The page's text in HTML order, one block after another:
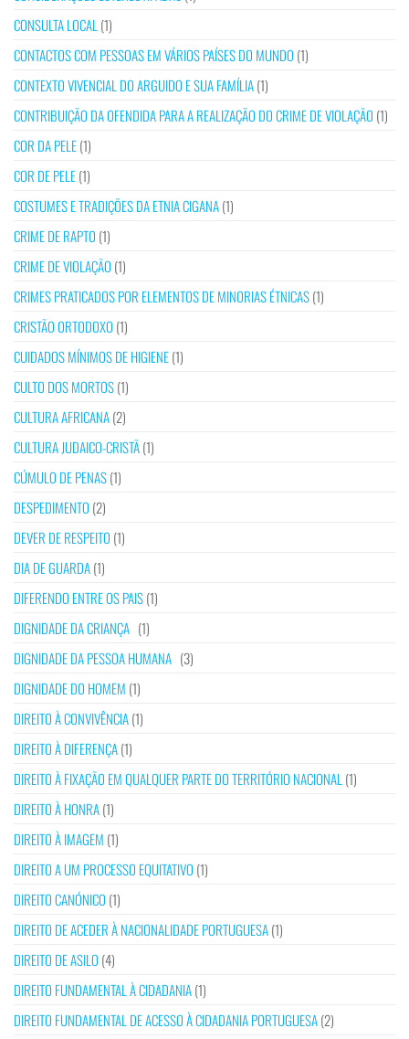
CONSULTA LOCAL (1)
CONTACTOS COM PESSOAS EM VÁRIOS PAÍSES DO MUNDO (1)
CONTEXTO VIVENCIAL DO ARGUIDO E SUA FAMÍLIA(1)
CONTRIBUIÇÃO DA OFENDIDA PARA A REALIZAÇÃO DO CRIME DE VIOLAÇÃO (1)
COR DA PELE(1)
COR DE PELE(1)
COSTUMES E TRADIÇÕES DA ETNIA CIGANA(1)
CRIME DE RAPTO (1)
CRIME DE VIOLAÇÃO (1)
CRIMES PRATICADOS POR ELEMENTOS DE MINORIAS ÉTNICAS(1)
CRISTÃO ORTODOXO (1)
CUIDADOS MÍNIMOS DE HIGIENE(1)
CULTO DOS MORTOS(1)
CULTURA AFRICANA(2)
CULTURA JUDAICO-CRISTÃ(1)
CÚMULO DE PENAS(1)
DESPEDIMENTO (2)
DEVER DE RESPEITO (1)
DIA DE GUARDA(1)
DIFERENDO ENTRE OS PAIS(1)
DIGNIDADE DA CRIANÇA (1)
DIGNIDADE DA PESSOA HUMANA (3)
DIGNIDADE DO HOMEM (1)
DIREITO À CONVIVÊNCIA(1)
DIREITO À DIFERENÇA(1)
DIREITO À FIXAÇÃO EM QUALQUER PARTE DO TERRITÓRIO NACIONAL (1)
DIREITO À HONRA(1)
DIREITO À IMAGEM (1)
DIREITO A UM PROCESSO EQUITATIVO (1)
DIREITO CANÓNICO (1)
DIREITO DE ACEDER À NACIONALIDADE PORTUGUESA(1)
DIREITO DE ASILO (4)
DIREITO FUNDAMENTAL À CIDADANIA(1)
DIREITO FUNDAMENTAL DE ACESSO À CIDADANIA PORTUGUESA(2)